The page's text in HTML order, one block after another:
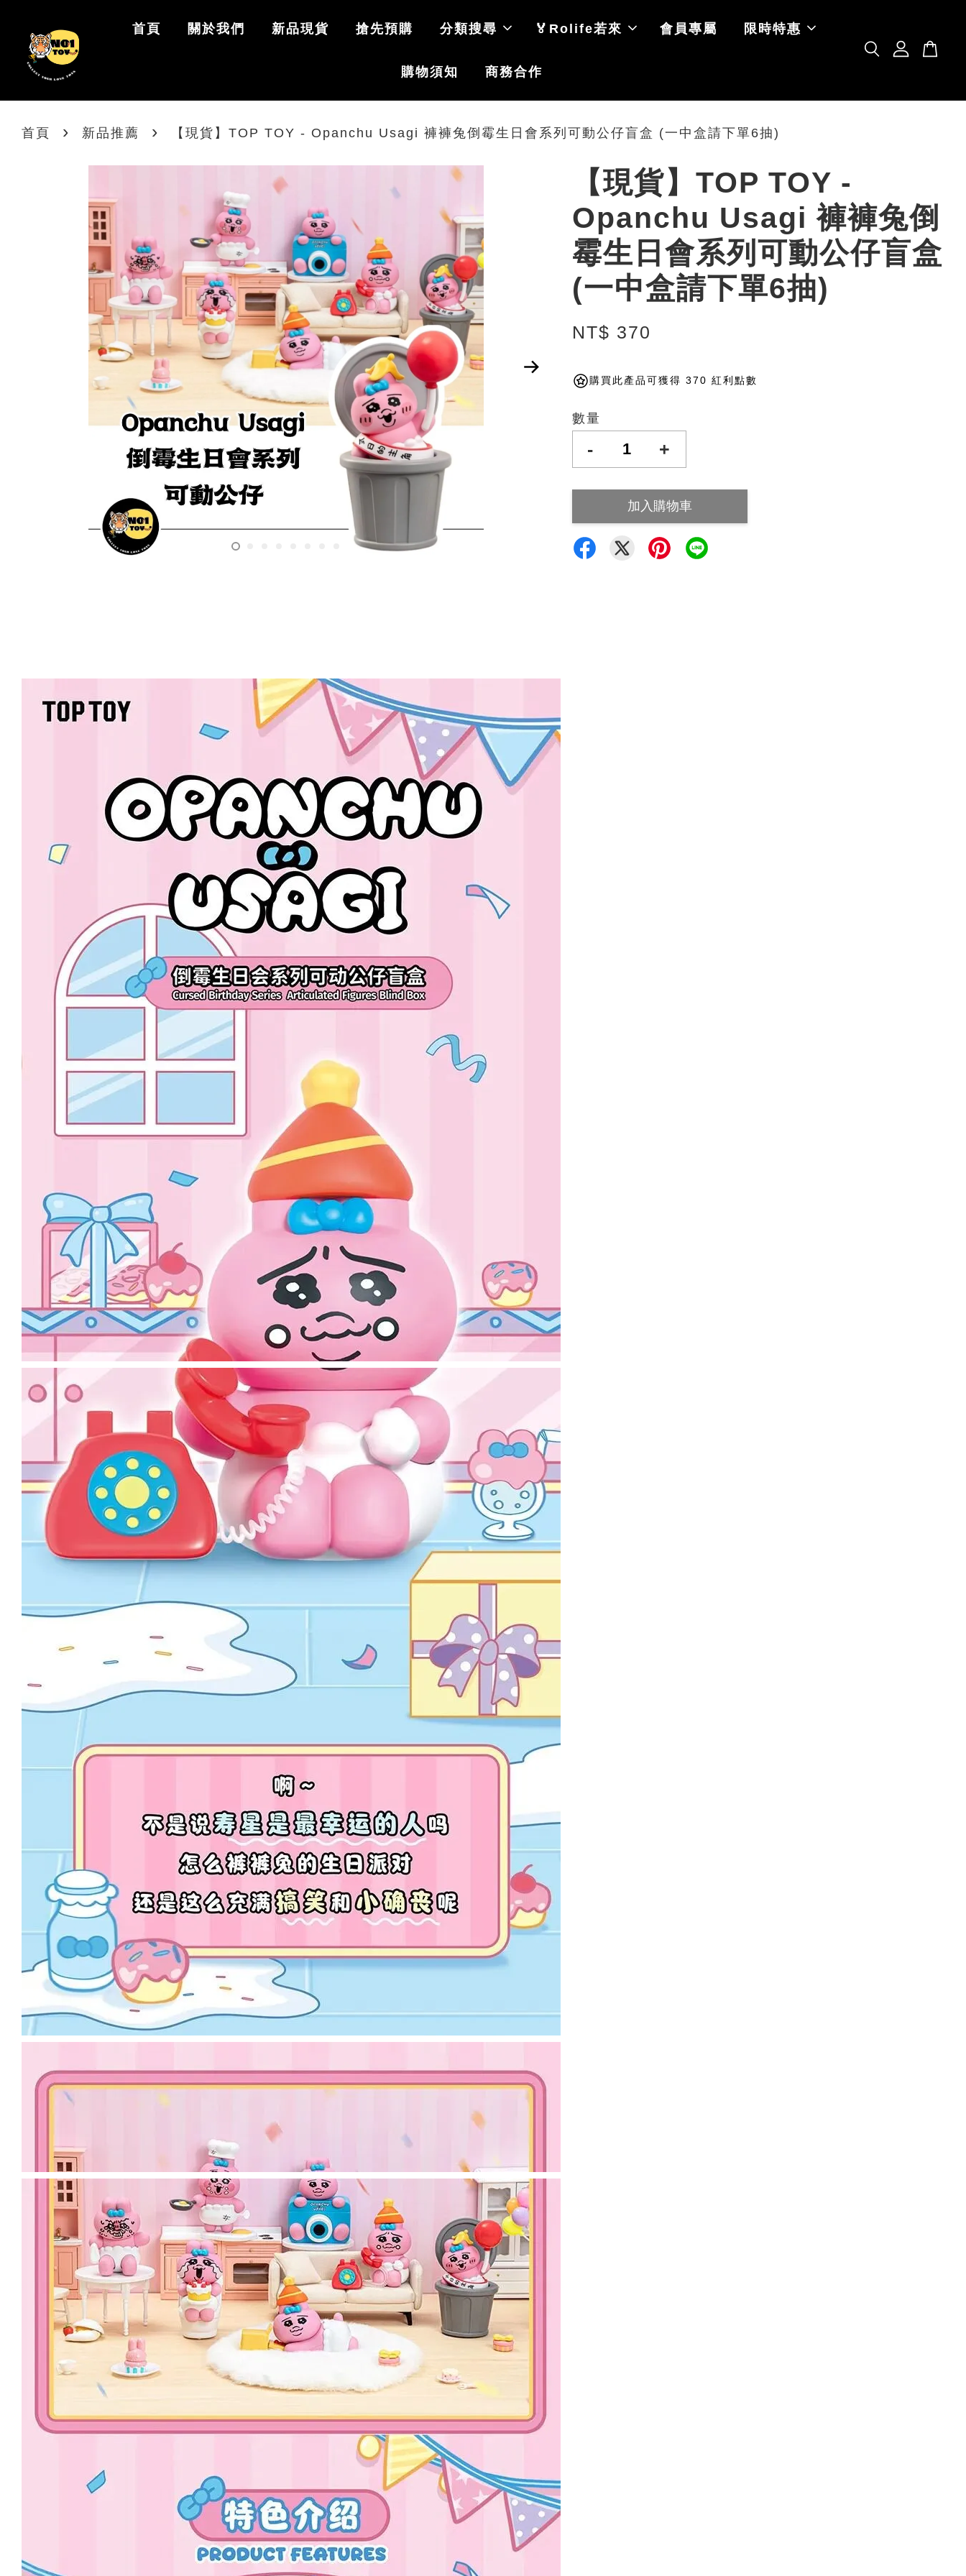
首頁 關於我們 新品現貨 搶先預購 分類搜尋 🏅Rolife若來 會員專屬 限時特惠
購物須知 商務合作
首頁 › 新品推薦 › 【現貨】TOP TOY - Opanchu Usagi 褲褲兔倒霉生日會系列可動公仔盲盒 (一中盒請下單6抽)
【現貨】TOP TOY -
Opanchu Usagi 褲褲兔倒
霉生日會系列可動公仔盲盒
(一中盒請下單6抽)
NT$ 370
購買此產品可獲得 370 紅利點數
數量
- +
加入購物車